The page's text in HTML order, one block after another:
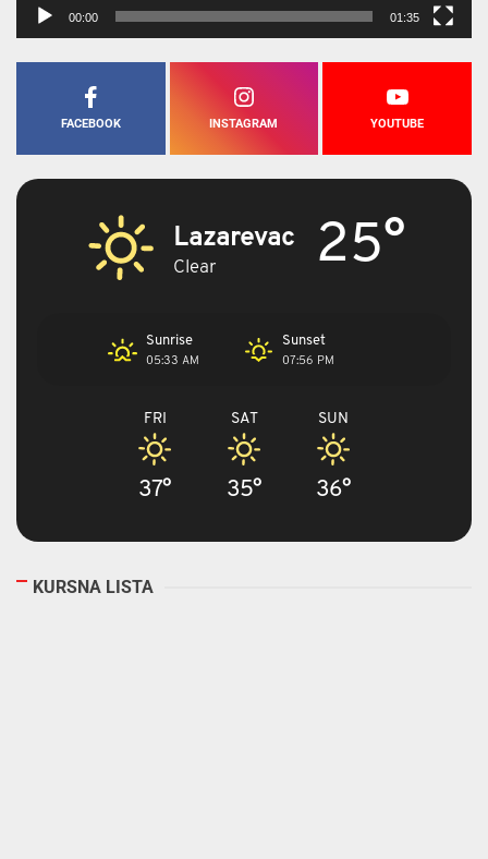
00:00 01:35
FACEBOOK INSTAGRAM YOUTUBE
Lazarevac
Clear 25°
Sunrise
05:33 AM
Sunset
07:56 PM
FRI
37°
SAT
35°
SUN
36°
KURSNA LISTA